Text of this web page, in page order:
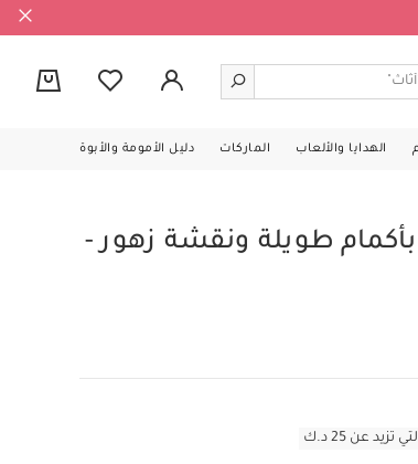
الهدايا والألعاب الماركات دليل الأمومة والأبوة
طويلة ونقشة زهور -
عن 25 د.ك